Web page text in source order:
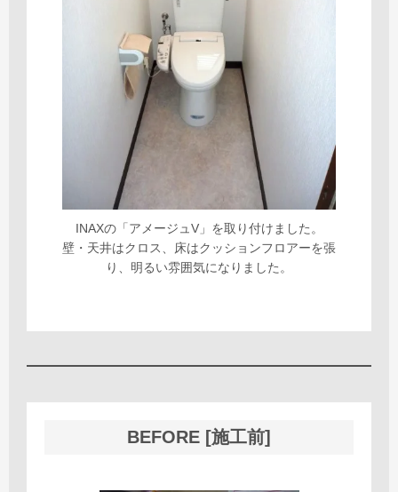
INAXの「アメージュV」を取り付けました。
壁・天井はクロス、床はクッションフロアーを張
り、明るい雰囲気になりました。
BEFORE [施工前]